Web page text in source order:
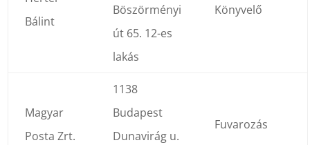
Bálint
Böszörményi
út 65. 12-es
lakás
Könyvelő
Magyar
Posta Zrt.
1138
Budapest
Dunavirág u.
Fuvarozás